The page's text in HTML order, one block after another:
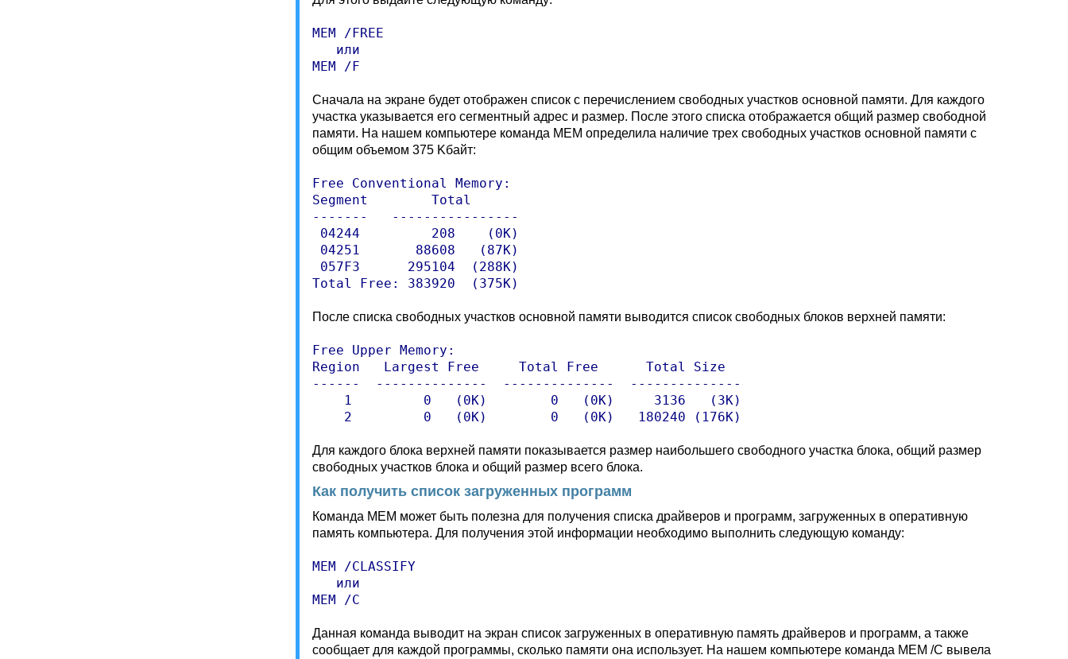
MEM /FREE
   или
MEM /F
Сначала на экране будет отображен список с перечислением свободных участков основной памяти. Для каждого
участка указывается его сегментный адрес и размер. После этого списка отображается общий размер свободной
памяти. На нашем компьютере команда MEM определила наличие трех свободных участков основной памяти с
общим объемом 375 Kбайт:
Free Conventional Memory:
Segment        Total
-------   ----------------
04244         208    (0K)
04251       88608   (87K)
057F3      295104  (288K)
Total Free: 383920  (375K)
После списка свободных участков основной памяти выводится список свободных блоков верхней памяти:
Free Upper Memory:
Region   Largest Free     Total Free      Total Size
------  --------------  --------------  --------------
    1         0   (0K)        0   (0K)     3136   (3K)
    2         0   (0K)        0   (0K)   180240 (176K)
Для каждого блока верхней памяти показывается размер наибольшего свободного участка блока, общий размер
свободных участков блока и общий размер всего блока.
Как получить список загруженных программ
Команда MEM может быть полезна для получения списка драйверов и программ, загруженных в оперативную
память компьютера. Для получения этой информации необходимо выполнить следующую команду:
MEM /CLASSIFY
   или
MEM /C
Данная команда выводит на экран список загруженных в оперативную память драйверов и программ, а также
сообщает для каждой программы, сколько памяти она использует. На нашем компьютере команда MEM /C вывела